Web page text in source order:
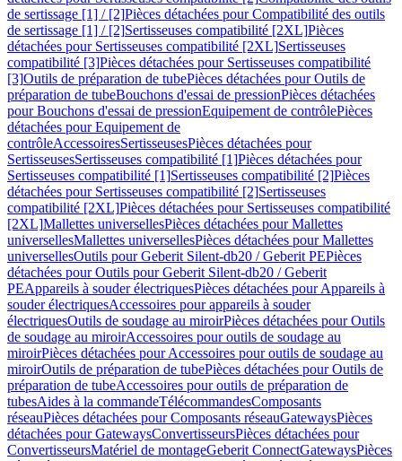
de sertissage [1] / [2]Pièces détachées pour Compatibilité des outils
de sertissage [1] / [2]Sertisseuses compatibilité [2XL]Pièces
détachées pour Sertisseuses compatibilité [2XL]Sertisseuses
compatibilité [3]Pièces détachées pour Sertisseuses compatibilité
[3]Outils de préparation de tubePièces détachées pour Outils de
préparation de tubeBouchons d'essai de pressionPièces détachées
pour Bouchons d'essai de pressionEquipement de contrôlePièces
détachées pour Equipement de
contrôleAccessoiresSertisseusesPièces détachées pour
SertisseusesSertisseuses compatibilité [1]Pièces détachées pour
Sertisseuses compatibilité [1]Sertisseuses compatibilité [2]Pièces
détachées pour Sertisseuses compatibilité [2]Sertisseuses
compatibilité [2XL]Pièces détachées pour Sertisseuses compatibilité
[2XL]Mallettes universellesPièces détachées pour Mallettes
universellesMallettes universellesPièces détachées pour Mallettes
universellesOutils pour Geberit Silent-db20 / Geberit PEPièces
détachées pour Outils pour Geberit Silent-db20 / Geberit
PEAppareils à souder électriquesPièces détachées pour Appareils à
souder électriquesAccessoires pour appareils à souder
électriquesOutils de soudage au miroirPièces détachées pour Outils
de soudage au miroirAccessoires pour outils de soudage au
miroirPièces détachées pour Accessoires pour outils de soudage au
miroirOutils de préparation de tubePièces détachées pour Outils de
préparation de tubeAccessoires pour outils de préparation de
tubesAides à la commandeTélécommandesComposants
réseauPièces détachées pour Composants réseauGatewaysPièces
détachées pour GatewaysConvertisseursPièces détachées pour
ConvertisseursMatériel de montageGeberit ConnectGatewaysPièces